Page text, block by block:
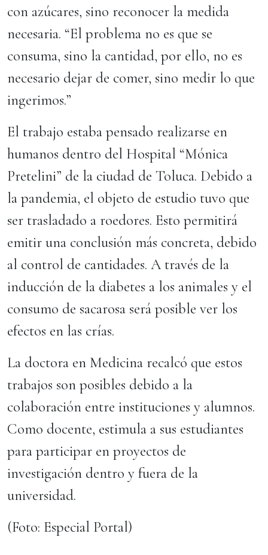
con azúcares, sino reconocer la medida
necesaria. “El problema no es que se
consuma, sino la cantidad, por ello, no es
necesario dejar de comer, sino medir lo que
ingerimos.”
El trabajo estaba pensado realizarse en
humanos dentro del Hospital “Mónica
Pretelini” de la ciudad de Toluca. Debido a
la pandemia, el objeto de estudio tuvo que
ser trasladado a roedores. Esto permitirá
emitir una conclusión más concreta, debido
al control de cantidades. A través de la
inducción de la diabetes a los animales y el
consumo de sacarosa será posible ver los
efectos en las crías.
La doctora en Medicina recalcó que estos
trabajos son posibles debido a la
colaboración entre instituciones y alumnos.
Como docente, estimula a sus estudiantes
para participar en proyectos de
investigación dentro y fuera de la
universidad.
(Foto: Especial Portal)